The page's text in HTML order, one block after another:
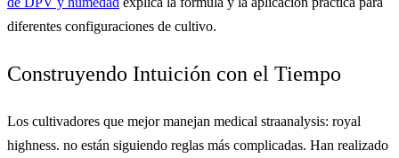
diferentes configuraciones de cultivo.
Construyendo Intuición con el Tiempo
Los cultivadores que mejor manejan medical straanalysis: royal
highness. no están siguiendo reglas más complicadas. Han realizado